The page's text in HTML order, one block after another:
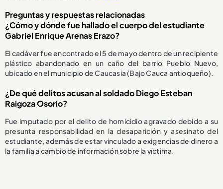
Preguntas y respuestas relacionadas
¿Cómo y dónde fue hallado el cuerpo del estudiante
Gabriel Enrique Arenas Erazo?
El cadáver fue encontrado el 5 de mayo dentro de un recipiente
plástico abandonado en un caño del barrio Pueblo Nuevo,
ubicado en el municipio de Caucasia (Bajo Cauca antioqueño).
¿De qué delitos acusan al soldado Diego Esteban
Raigoza Osorio?
Fue imputado por el delito de homicidio agravado debido a su
presunta responsabilidad en la desaparición y asesinato del
estudiante, además de estar vinculado a exigencias de dinero a
la familia a cambio de información sobre la víctima.